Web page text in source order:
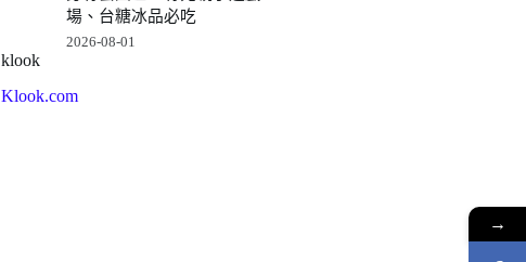
場、台糖冰品必吃
2026-08-01
klook
Klook.com
→